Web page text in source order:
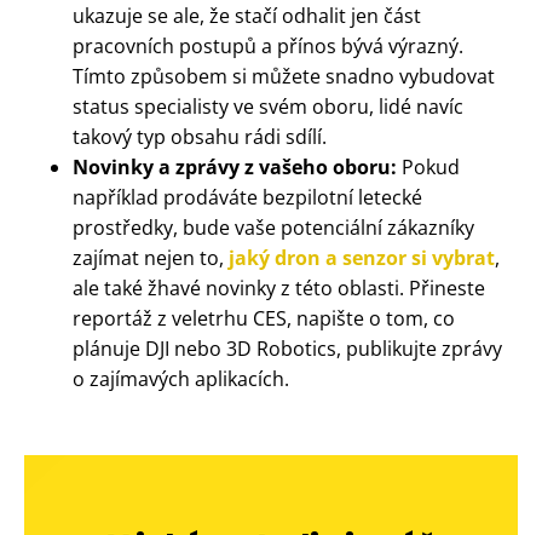
ukazuje se ale, že stačí odhalit jen část
pracovních postupů a přínos bývá výrazný.
Tímto způsobem si můžete snadno vybudovat
status specialisty ve svém oboru, lidé navíc
takový typ obsahu rádi sdílí.
Novinky a zprávy z vašeho oboru: Pokud
například prodáváte bezpilotní letecké
prostředky, bude vaše potenciální zákazníky
zajímat nejen to, jaký dron a senzor si vybrat,
ale také žhavé novinky z této oblasti. Přineste
reportáž z veletrhu CES, napište o tom, co
plánuje DJI nebo 3D Robotics, publikujte zprávy
o zajímavých aplikacích.